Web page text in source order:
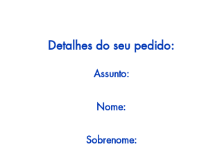
Detalhes do seu pedido:
Assunto:
Nome:
Sobrenome: